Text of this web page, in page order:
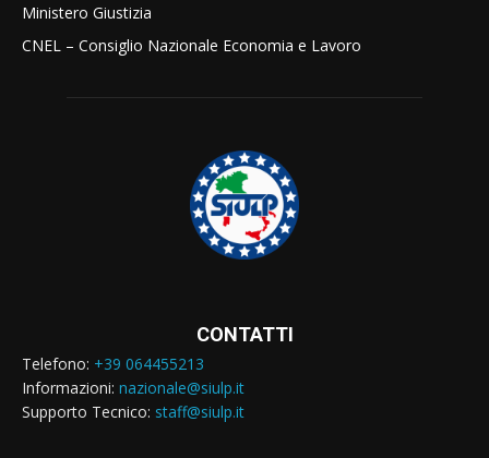
Ministero Giustizia
CNEL – Consiglio Nazionale Economia e Lavoro
CONTATTI
Telefono: +39 064455213
Informazioni: nazionale@siulp.it
Supporto Tecnico: staff@siulp.it